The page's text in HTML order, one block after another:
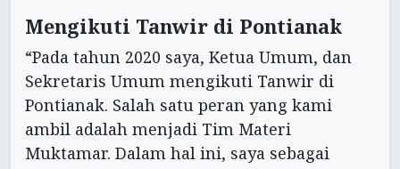
Mengikuti Tanwir di Pontianak
“Pada tahun 2020 saya, Ketua Umum, dan
Sekretaris Umum mengikuti Tanwir di
Pontianak. Salah satu peran yang kami
ambil adalah menjadi Tim Materi
Muktamar. Dalam hal ini, saya sebagai